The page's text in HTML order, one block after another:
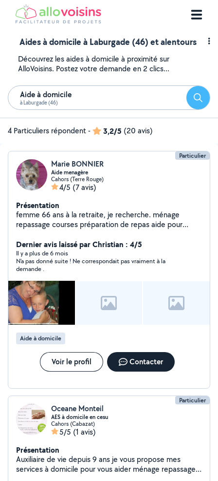
Aides à domicile à Laburgade (46) et alentours
Découvrez les aides à domicile à proximité sur
AlloVoisins. Postez votre demande en 2 clics...
Aide à domicile
à Laburgade (46)
4 Particuliers répondent- 3,2/5 (20 avis)
Particulier
Marie BONNIER
Aide menagère
Cahors (Terre Rouge)
4/5 (7 avis)
Présentation
femme 66 ans à la retraite, je recherche. ménage
repassage courses préparation de repas aide pour
paiement cesu.
Dernier avis laissé par Christian : 4/5
Il y a plus de 6 mois
N'a pas donné suite ! Ne correspondait pas vraiment à la
demande .
Aide à domicile
Voir le profil Contacter
Particulier
Oceane Monteil
AES à domicile en cesu
Cahors (Cabazat)
5/5 (1 avis)
Présentation
Auxiliaire de vie depuis 9 ans je vous propose mes
services à domicile pour vous aider ménage repassage